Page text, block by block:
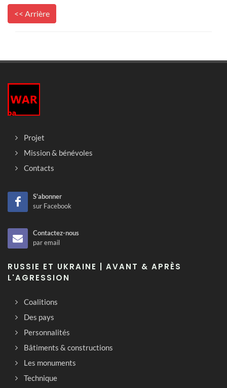
<< Arrière
Projet
Mission & bénévoles
Contacts
S'abonner
sur Facebook
Contactez-nous
par email
RUSSIE ET UKRAINE | AVANT & APRÈS
L'AGRESSION
Coalitions
Des pays
Personnalités
Bâtiments & constructions
Les monuments
Technique